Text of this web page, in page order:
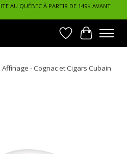
AU QUÉBEC À PARTIR DE 149$ AVANT
Liste dePanier
- Cognac et Cigars Cubain